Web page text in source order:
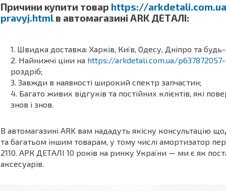
Причини купити товар https://
pravyj.htmlв автомагазині ARK ДЕТАЛІ:
Швидка доставка: Харків, Київ, Одесу, Дніпро та
Найнижчі ціни на https://arkdetali.com.ua/
роздріб;
Завжди в наявності широкий спектр запчастин;
Багато живих відгуків та постійних клієнтів, які
знов і знов.
В автомагазині ARK вам нададуть якісну консультацію
та багатьом іншим товарам, у тому числі амортизатор
2110. АРК ДЕТАЛІ 10 років на ринку України — ми є як
аксесуарів.